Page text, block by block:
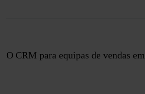
O CRM para equipas de vendas